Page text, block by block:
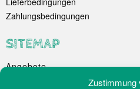
Zustimmung
Zahlungsbedingungen
SITEMAP
Angebote